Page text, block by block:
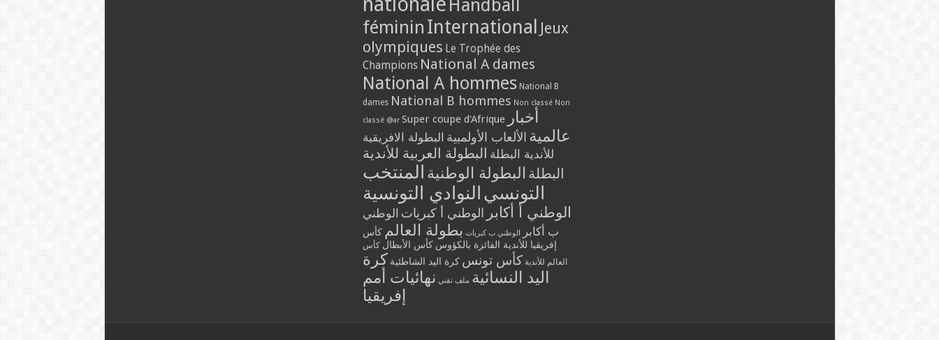
Handball
féminin International Jeux
olympiques Le Trophée des
Champions National A dames
National A hommes National B
dames National B hommes Non classé Non
classé @ar Super coupe d'Afrique أخبار
عالمية الألعاب الأولمبية البطولة الافريقية
للأندية البطلة البطولة العربية للأندية
البطلة البطولة الوطنية المنتخب
التونسي النوادي التونسية
الوطني أ أكابر الوطني أ كبريات الوطني
ب أكابر
الوطني ب كبريات بطولة العالم كأس
إفريقيا للأندية الفائزة بالكؤوس كأس الأبطال كأس
العالم للأندية كأس تونس كرة اليد الشاطئية كرة
اليد النسائية ملف تقني نهائيات أمم
إفريقيا